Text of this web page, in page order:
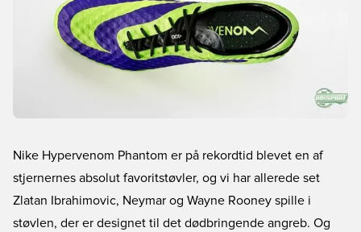
Nike Hypervenom Phantom er på rekordtid blevet en af
stjernernes absolut favoritstøvler, og vi har allerede set
Zlatan Ibrahimovic, Neymar og Wayne Rooney spille i
støvlen, der er designet til det dødbringende angreb. Og